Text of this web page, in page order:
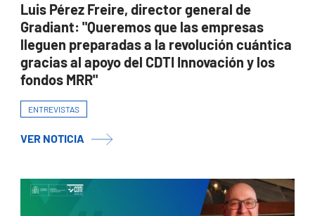
Luis Pérez Freire, director general de
Gradiant: "Queremos que las empresas
lleguen preparadas a la revolución cuántica
gracias al apoyo del CDTI Innovación y los
fondos MRR"
ENTREVISTAS
VER NOTICIA